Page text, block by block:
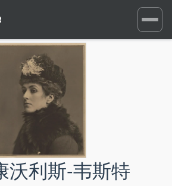
Toggle
沃利斯-韦斯特